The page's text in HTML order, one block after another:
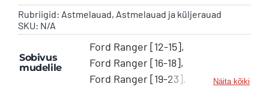
Rubriigid: Astmelauad, Astmelauad ja küljerauad
SKU: N/A
Sobivus
mudelile
Ford Ranger [12-15],
Ford Ranger [16-18],
Ford Ranger [19-23],
Näita kõiki